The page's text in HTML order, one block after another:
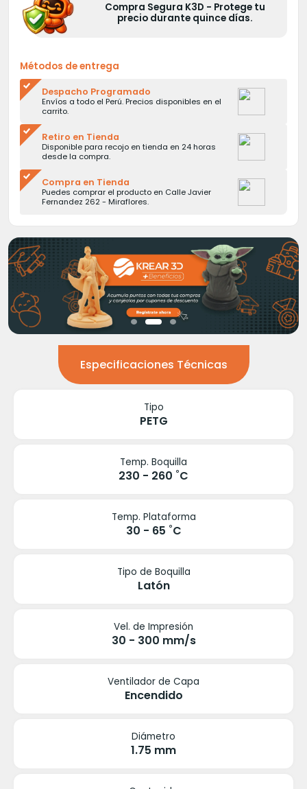
Compra Segura K3D - Protege tu
precio durante quince días.
Métodos de entrega
Despacho Programado
Envíos a todo el Perú. Precios disponibles en el
carrito.
Retiro en Tienda
Disponible para recojo en tienda en 24 horas
desde la compra.
Compra en Tienda
Puedes comprar el producto en Calle Javier
Fernandez 262 - Miraflores.
Especificaciones Técnicas
Tipo
PETG
Temp. Boquilla
230 - 260 ˚C
Temp. Plataforma
30 - 65 ˚C
Tipo de Boquilla
Latón
Vel. de Impresión
30 - 300 mm/s
Ventilador de Capa
Encendido
Diámetro
1.75 mm